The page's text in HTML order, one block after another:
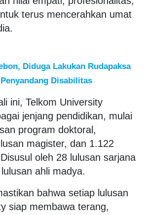
terus mencerahkan umat
Diduga Lakukan Rudapaksa
Disabilitas
ini, Telkom University
jenjang pendidikan, mulai
program doktoral,
magister, dan 1.122
oleh 28 lulusan sarjana
ahli madya.
bahwa setiap lulusan
siap membawa terang,